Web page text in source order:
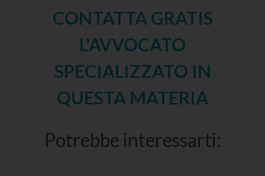
CONTATTA GRATIS
L'AVVOCATO
SPECIALIZZATO IN
QUESTA MATERIA
Potrebbe interessarti: